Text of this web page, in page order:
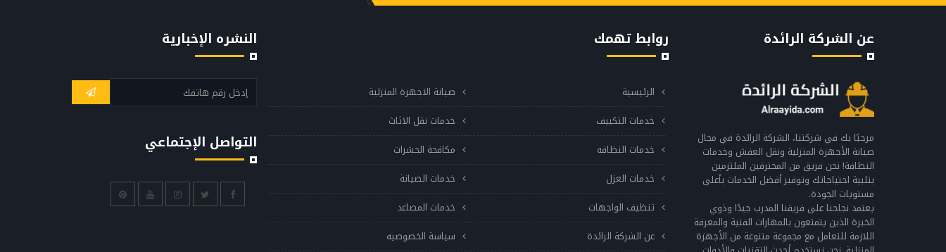
هناك تسريب في أي منها، فقد يؤدي ذلك إلى
تلف الجهاز. التحقق من المرشح تحتوي بعض
غسالات ال جي على مرشح يجب تنظيفه بانتظام
لتجنب تراكم الأوساخ والرواسب، ويمكن تنظيف
المرشح بسهولة باستخدام الماء الفاتر والصابون.
التحقق من الحزام يجب التحقق من حزام الغسالة
بانتظام للتأكد من سلامته، فإذا كان هناك أي
تلف في الحزام، فقد يؤدي ذلك إلى توقف الجهاز
عن العمل. التحقق من الدوران يجب التأكد من
دوران الغسالة بانتظام، فإذا كانت تتحرك بطريقة
غير طبيعية، فقد يشير ذلك إلى وجود مشكلة
في الأنابيب أو الحزام. توخي الحذر عند استخدام
المواد الكيميائية يجب توخي الحذر عند استخدام
المواد الكيميائية مثل المنظفات والمبيضات
عن الشركة الرائدة
مرحبًا بك في شركتنا، الشركة الرائدة في مجال
صيانة الأجهزة المنزلية ونقل العفش وخدمات
النظافة! نحن فريق من المحترفين الملتزمين
بتلبية احتياجاتك وتوفير أفضل الخدمات بأعلى
مستويات الجودة.
يعتمد نجاحنا على فريقنا المدرب جيدًا وذوي
الخبرة الذين يتمتعون بالمهارات الفنية والمعرفة
اللازمة للتعامل مع مجموعة متنوعة من الأجهزة
روابط تهمك
الرئيسية
صيانة الاجهزة المنزلية
خدمات التكييف
خدمات نقل الاثاث
خدمات النظافه
مكافحة الحشرات
خدمات العزل
خدمات الصيانة
تنظيف الواجهات
خدمات المصاعد
عن الشركة الرائدة
سياسة الخصوصيه
النشره الإخبارية
التواصل الإجتماعي